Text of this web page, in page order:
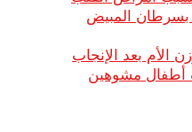
بسرطان المبيض
الأم بعد الإنجاب
أطفال مشوهين